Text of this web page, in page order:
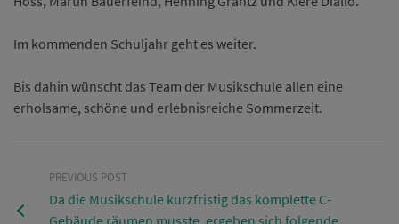
Im kommenden Schuljahr geht es weiter.
Bis dahin wünscht das Team der Musikschule allen eine
erholsame, schöne und erlebnisreiche Sommerzeit.
PREVIOUS POST
Da die Musikschule kurzfristig das komplette C-
Gebäude räumen musste, ergeben sich folgende